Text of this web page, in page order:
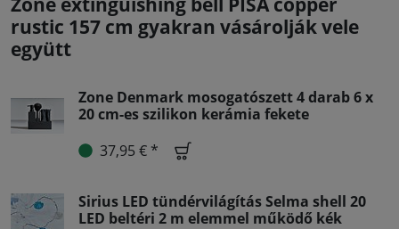
rustic 157 cm gyakran vásárolják vele
együtt
Zone Denmark mosogatószett 4 darab 6 x
20 cm-es szilikon kerámia fekete
37,95 € *
Sirius LED tündérvilágítás Selma shell 20
LED beltéri 2 m elemmel működő kék